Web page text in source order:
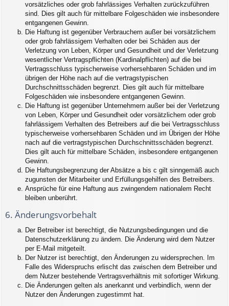
vorsätzliches oder grob fahrlässiges Verhalten zurückzuführen
sind. Dies gilt auch für mittelbare Folgeschäden wie insbesondere
entgangenen Gewinn.
Die Haftung ist gegenüber Verbrauchern außer bei vorsätzlichem
oder grob fahrlässigem Verhalten oder bei Schäden aus der
Verletzung von Leben, Körper und Gesundheit und der Verletzung
wesentlicher Vertragspflichten (Kardinalpflichten) auf die bei
Vertragsschluss typischerweise vorhersehbaren Schäden und im
übrigen der Höhe nach auf die vertragstypischen
Durchschnittsschäden begrenzt. Dies gilt auch für mittelbare
Folgeschäden wie insbesondere entgangenen Gewinn.
Die Haftung ist gegenüber Unternehmern außer bei der Verletzung
von Leben, Körper und Gesundheit oder vorsätzlichem oder grob
fahrlässigem Verhalten des Betreibers auf die bei Vertragsschluss
typischerweise vorhersehbaren Schäden und im Übrigen der Höhe
nach auf die vertragstypischen Durchschnittsschäden begrenzt.
Dies gilt auch für mittelbare Schäden, insbesondere entgangenen
Gewinn.
Die Haftungsbegrenzung der Absätze a bis c gilt sinngemäß auch
zugunsten der Mitarbeiter und Erfüllungsgehilfen des Betreibers.
Ansprüche für eine Haftung aus zwingendem nationalem Recht
bleiben unberührt.
6. Änderungsvorbehalt
Der Betreiber ist berechtigt, die Nutzungsbedingungen und die
Datenschutzerklärung zu ändern. Die Änderung wird dem Nutzer
per E-Mail mitgeteilt.
Der Nutzer ist berechtigt, den Änderungen zu widersprechen. Im
Falle des Widerspruchs erlischt das zwischen dem Betreiber und
dem Nutzer bestehende Vertragsverhältnis mit sofortiger Wirkung.
Die Änderungen gelten als anerkannt und verbindlich, wenn der
Nutzer den Änderungen zugestimmt hat.